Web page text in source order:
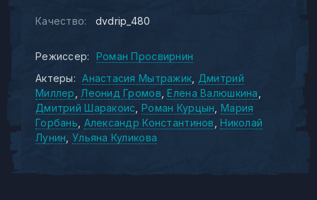
Качество: dvdrip_480
Режиссер:
Роман Просвирнин
Актеры:
Анастасия Мытражик Дмитрий
Миллер
Леонид Громов Елена Валюшкина
Дмитрий Шаракоис Роман Курцын Мария
Горбань Александр Константинов
Николай
Лунин Ульяна Куликова